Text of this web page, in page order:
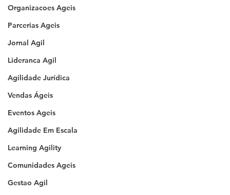
Organizacoes Ageis
Parcerias Ageis
Jornal Agil
Lideranca Agil
Agilidade Jurídica
Vendas Ágeis
Eventos Ageis
Agilidade Em Escala
Learning Agility
Comunidades Ageis
Gestao Agil